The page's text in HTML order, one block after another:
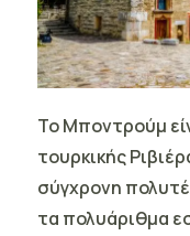
Το Μποντρούμ
τουρκικής
σύγχρονη
τα πολυάριθμα